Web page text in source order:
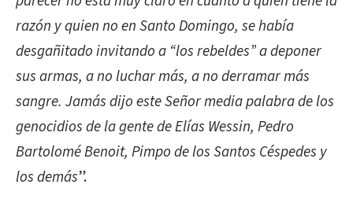
razón y quien no en Santo Domingo, se había
desgañitado invitando a “los rebeldes” a deponer
sus armas, a no luchar más, a no derramar más
sangre. Jamás dijo este Señor media palabra de los
genocidios de la gente de Elías Wessin, Pedro
Bartolomé Benoit, Pimpo de los Santos Céspedes y
los demás”.